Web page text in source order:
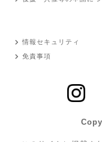
情報セキュリティ
免責事項